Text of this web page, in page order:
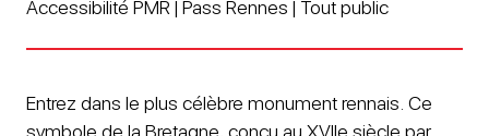
Accessibilité PMR | Pass Rennes | Tout public
Entrez dans le plus célèbre monument rennais. Ce
symbole de la Bretagne, conçu au XVIIe siècle par